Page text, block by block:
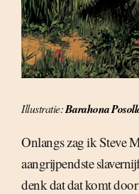
Illustratie:Barahona
Onlangs zag ik Steve
aangrijpendste
denk dat dat komt